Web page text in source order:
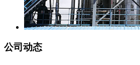
公司动态